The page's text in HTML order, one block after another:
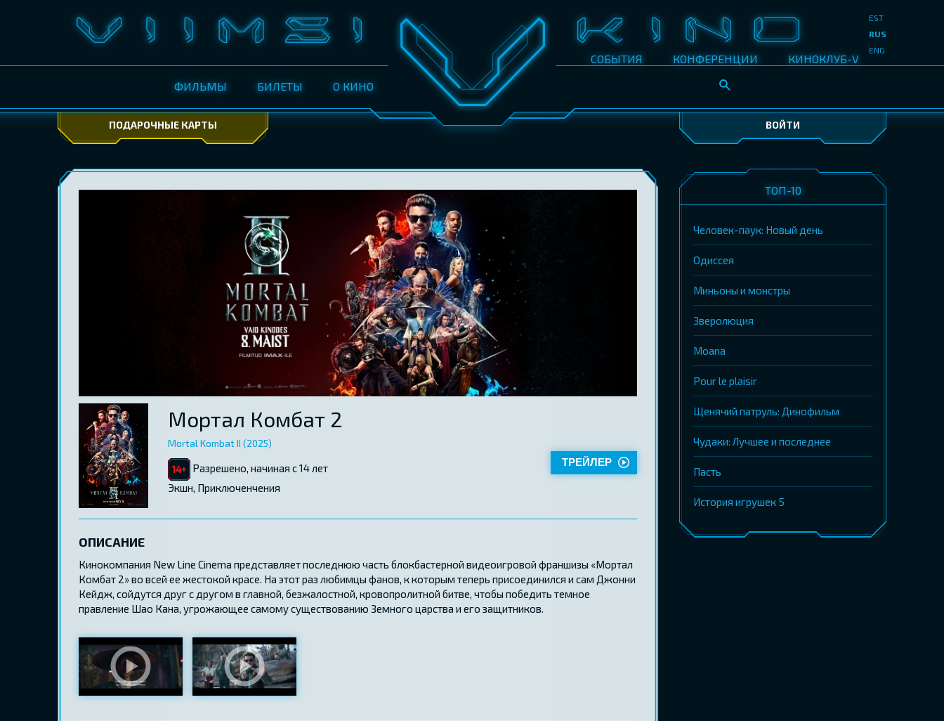
ФИЛЬМЫ БИЛЕТЫ О КИНО
СОБЫТИЯ КОНФЕРЕНЦИИ КИНОКЛУБ-V
EST
RUS
ENG
ПОДАРОЧНЫЕ КАРТЫ ВОЙТИ
Мортал Комбат 2
Mortal Kombat II (2025)
Разрешено, начиная с 14 лет
Экшн, Приключенчения
ТРЕЙЛЕР
ОПИСАНИЕ
Кинокомпания New Line Cinema представляет последнюю часть блокбастерной видеоигровой франшизы «Мортал
Комбат 2» во всей ее жестокой красе. На этот раз любимцы фанов, к которым теперь присоединился и сам Джонни
Кейдж, сойдутся друг с другом в главной, безжалостной, кровопролитной битве, чтобы победить темное
правление Шао Кана, угрожающее самому существованию Земного царства и его защитников.
ТОП-10
Человек-паук: Новый день
Одиссея
Миньоны и монстры
Зверолюция
Moana
Pour le plaisir
Щенячий патруль: Динофильм
Чудаки: Лучшее и последнее
Пасть
История игрушек 5